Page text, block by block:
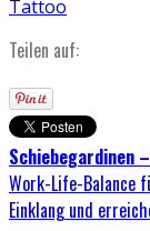
Tattoo
Teilen auf:
Schiebegardinen
Work-Life-Balance
Einklang und